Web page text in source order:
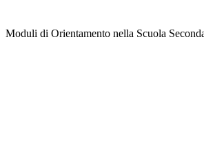
Moduli di Orientamento nella Scuola